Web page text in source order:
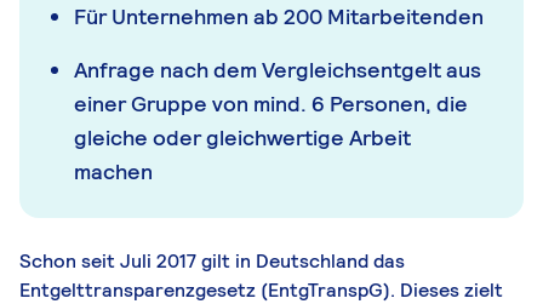
Für Unternehmen ab 200 Mitarbeitenden
Anfrage nach dem Vergleichsentgelt aus
einer Gruppe von mind. 6 Personen, die
gleiche oder gleichwertige Arbeit
machen
Schon seit Juli 2017 gilt in Deutschland das
Entgelttransparenzgesetz (EntgTranspG). Dieses zielt